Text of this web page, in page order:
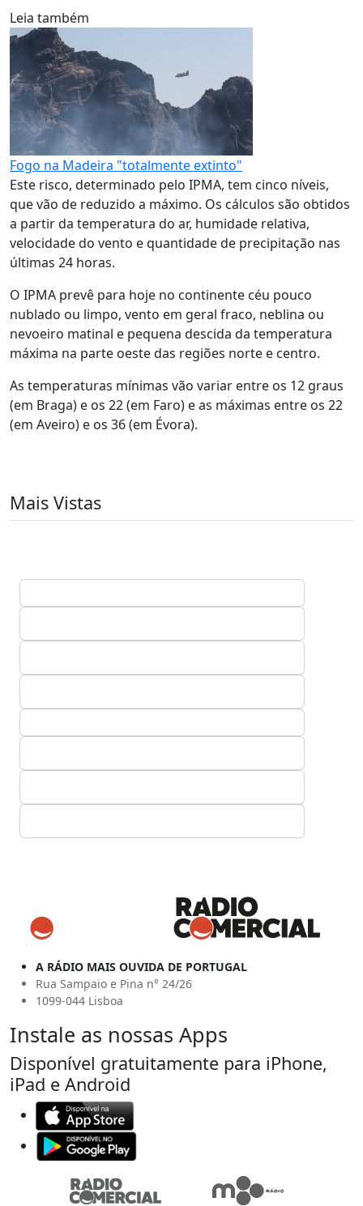
Leia também
Fogo na Madeira "totalmente extinto"
Este risco, determinado pelo IPMA, tem cinco níveis,
que vão de reduzido a máximo. Os cálculos são obtidos
a partir da temperatura do ar, humidade relativa,
velocidade do vento e quantidade de precipitação nas
últimas 24 horas.
O IPMA prevê para hoje no continente céu pouco
nublado ou limpo, vento em geral fraco, neblina ou
nevoeiro matinal e pequena descida da temperatura
máxima na parte oeste das regiões norte e centro.
As temperaturas mínimas vão variar entre os 12 graus
(em Braga) e os 22 (em Faro) e as máximas entre os 22
(em Aveiro) e os 36 (em Évora).
Mais Vistas
A RÁDIO MAIS OUVIDA DE PORTUGAL
Rua Sampaio e Pina n° 24/26
1099-044 Lisboa
Instale as nossas Apps
Disponível gratuitamente para iPhone,
iPad e Android